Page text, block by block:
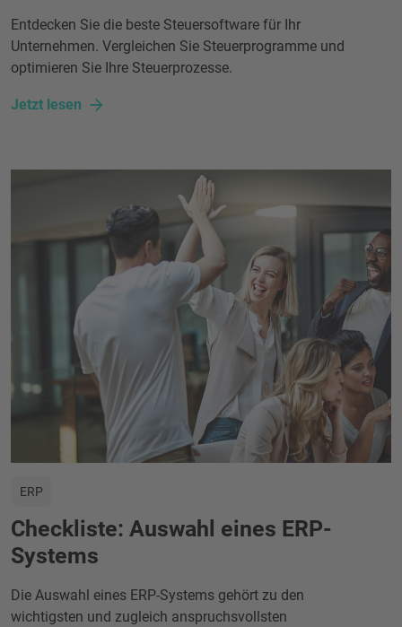
Entdecken Sie die beste Steuersoftware für Ihr
Unternehmen. Vergleichen Sie Steuerprogramme und
optimieren Sie Ihre Steuerprozesse.
Jetzt lesen
ERP
Checkliste: Auswahl eines ERP-
Systems
Die Auswahl eines ERP-Systems gehört zu den
wichtigsten und zugleich anspruchsvollsten